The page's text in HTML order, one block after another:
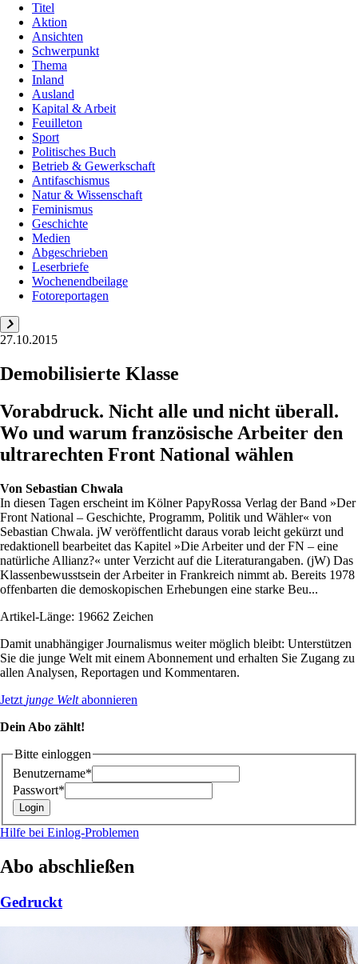
Titel
Aktion
Ansichten
Schwerpunkt
Thema
Inland
Ausland
Kapital & Arbeit
Feuilleton
Sport
Politisches Buch
Betrieb & Gewerkschaft
Antifaschismus
Natur & Wissenschaft
Feminismus
Geschichte
Medien
Abgeschrieben
Leserbriefe
Wochenendbeilage
Fotoreportagen
27.10.2015
Demobilisierte Klasse
Vorabdruck. Nicht alle und nicht überall.
Wo und warum französische Arbeiter den
ultrarechten Front National wählen
Von Sebastian Chwala
In diesen Tagen erscheint im Kölner PapyRossa Verlag der Band »Der
Front National – Geschichte, Programm, Politik und Wähler« von
Sebastian Chwala. jW veröffentlicht daraus vorab leicht gekürzt und
redaktionell bearbeitet das Kapitel »Die Arbeiter und der FN – eine
natürliche Allianz?« unter Verzicht auf die Literaturangaben. (jW) Das
Klassenbewusstsein der Arbeiter in Frankreich nimmt ab. Bereits 1978
offenbarten die demoskopischen Erhebungen eine starke Beu...
Artikel-Länge: 19662 Zeichen
Damit unabhängiger Journalismus weiter möglich bleibt: Unterstützen
Sie die junge Welt mit einem Abonnement und erhalten Sie Zugang zu
allen Analysen, Reportagen und Kommentaren.
Jetzt junge Weltabonnieren
Dein Abo zählt!
Bitte einloggen
Benutzername*
Passwort*
Hilfe bei Einlog-Problemen
Abo abschließen
Gedruckt